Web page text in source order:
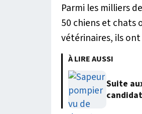
Parmi les milliers
50 chiens et chats
vétérinaires, ils
À LIRE AUSSI
Suite